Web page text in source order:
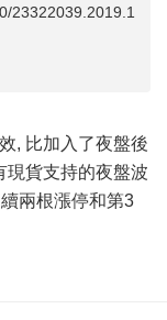
23322039.2019.1
, 比加入了夜盤後
現貨支持的夜盤波
兩根漲停和第3